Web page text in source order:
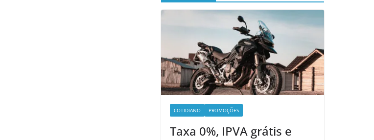
COTIDIANO PROMOÇÕES
Taxa 0%, IPVA grátis e